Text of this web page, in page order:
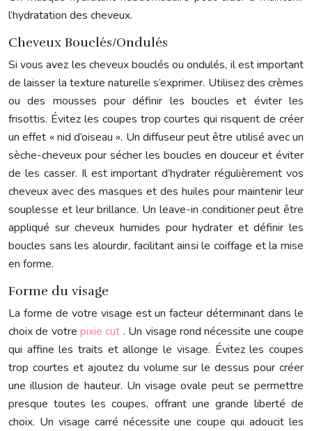
l’hydratation des cheveux.
Cheveux Bouclés/Ondulés
Si vous avez les cheveux bouclés ou ondulés, il est important
de laisser la texture naturelle s’exprimer. Utilisez des crèmes
ou des mousses pour définir les boucles et éviter les
frisottis. Évitez les coupes trop courtes qui risquent de créer
un effet « nid d’oiseau ». Un diffuseur peut être utilisé avec un
sèche-cheveux pour sécher les boucles en douceur et éviter
de les casser. Il est important d’hydrater régulièrement vos
cheveux avec des masques et des huiles pour maintenir leur
souplesse et leur brillance. Un leave-in conditioner peut être
appliqué sur cheveux humides pour hydrater et définir les
boucles sans les alourdir, facilitant ainsi le coiffage et la mise
en forme.
Forme du visage
La forme de votre visage est un facteur déterminant dans le
choix de votrepixie cut . Un visage rond nécessite une coupe
qui affine les traits et allonge le visage. Évitez les coupes
trop courtes et ajoutez du volume sur le dessus pour créer
une illusion de hauteur. Un visage ovale peut se permettre
presque toutes les coupes, offrant une grande liberté de
choix. Un visage carré nécessite une coupe qui adoucit les